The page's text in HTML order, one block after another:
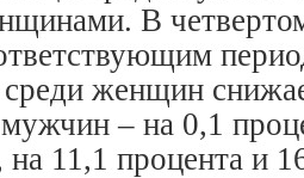
В
среди женщин
– на 0,1
на 11,1 процента и